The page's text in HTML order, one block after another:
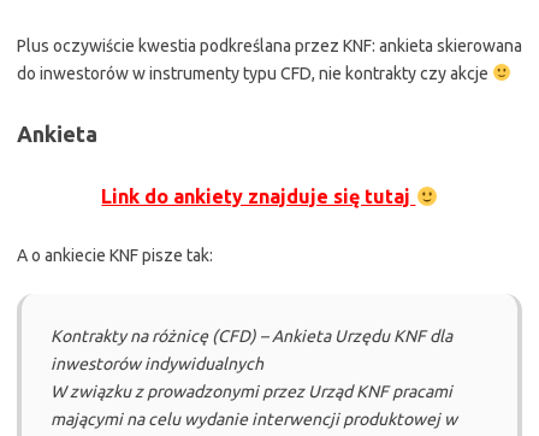
Plus oczywiście kwestia podkreślana przez KNF: ankieta skierowana
do inwestorów w instrumenty typu CFD, nie kontrakty czy akcje
Ankieta
Link do ankiety znajduje się tutaj
A o ankiecie KNF pisze tak:
Kontrakty na różnicę (CFD) – Ankieta Urzędu KNF dla
inwestorów indywidualnych
W związku z prowadzonymi przez Urząd KNF pracami
mającymi na celu wydanie interwencji produktowej w